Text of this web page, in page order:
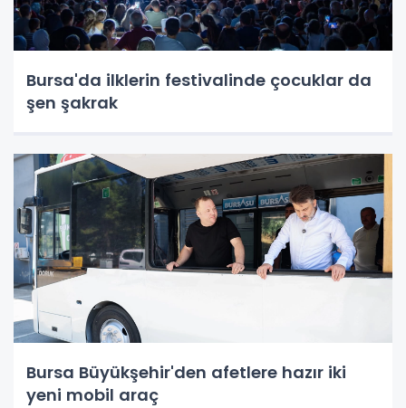
Bursa'da ilklerin festivalinde çocuklar da
şen şakrak
Bursa Büyükşehir'den afetlere hazır iki
yeni mobil araç